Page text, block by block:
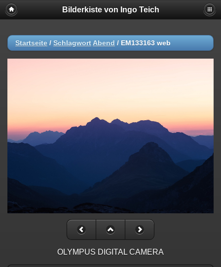
Bilderkiste von Ingo Teich
Startseite / Schlagwort Abend / EM133163 web
OLYMPUS DIGITAL CAMERA